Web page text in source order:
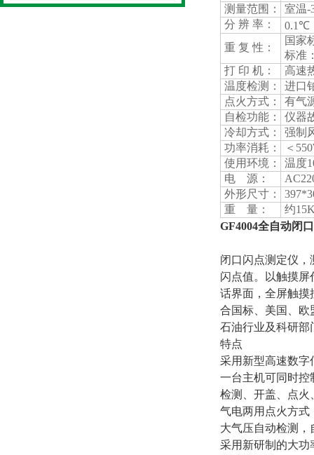
测量范围：
室温
分 辨 率：
0.1℃
重 复 性：
国家
标准
打 印 机：
高速
温度检测：
进口
点火方式：
有气
自检功能：
仪器
冷却方式：
强制
功率消耗：
＜
使用环境：
温度
电 源：
外形尺寸：
重 量：
约
GF4004全自动闭
闭口闪点测定仪
闪点值。以触摸
话界面，全屏触摸
合国标、美国、欧
石油行业及科研部
特点
采用新型高速数字
一台主机可同时控
检测、开盖、点火
气电两用点火方式
大气压自动检测
采用新研制的大功